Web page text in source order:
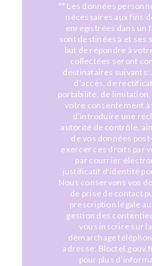
** Les données
nécessaires aux fins
enregistrées dans un
sont destinées à et ses
but de répondre à
collectées seront
destinataires suivants:
d’accès, de
portabilité, de limitation,
votre consentement
d’introduire une
autorité de contrôle,
de vos données
exercer ces droits par
par courrier
justificatif d'identité
Nous conservons vos
de prise de contact
prescription légale
gestion des
vous inscrire sur
démarchage
adresse:
pour plus